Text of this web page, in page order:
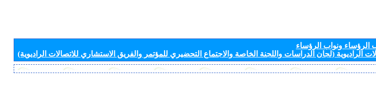
ونواب الرؤساء
الراديوية (لجان الدراسات واللجنة الخاصة والاجتماع التحضيري للمؤتمر والفريق الاستشاري للاتصالات الراديوية)